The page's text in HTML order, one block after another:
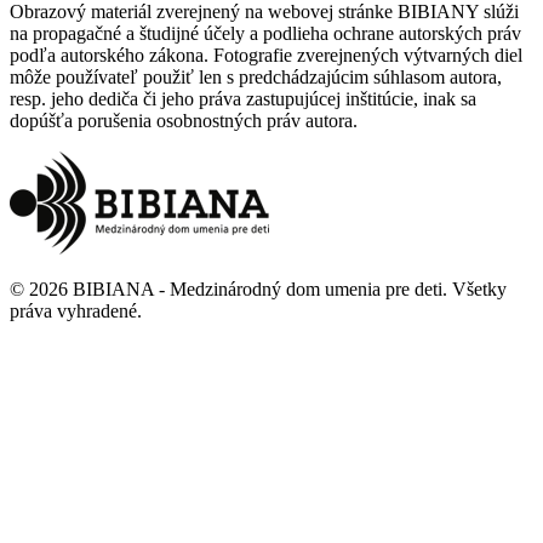
Obrazový materiál zverejnený na webovej stránke BIBIANY slúži
na propagačné a študijné účely a podlieha ochrane autorských práv
podľa autorského zákona. Fotografie zverejnených výtvarných diel
môže používateľ použiť len s predchádzajúcim súhlasom autora,
resp. jeho dediča či jeho práva zastupujúcej inštitúcie, inak sa
dopúšťa porušenia osobnostných práv autora.
© 2026 BIBIANA - Medzinárodný dom umenia pre deti. Všetky
práva vyhradené.